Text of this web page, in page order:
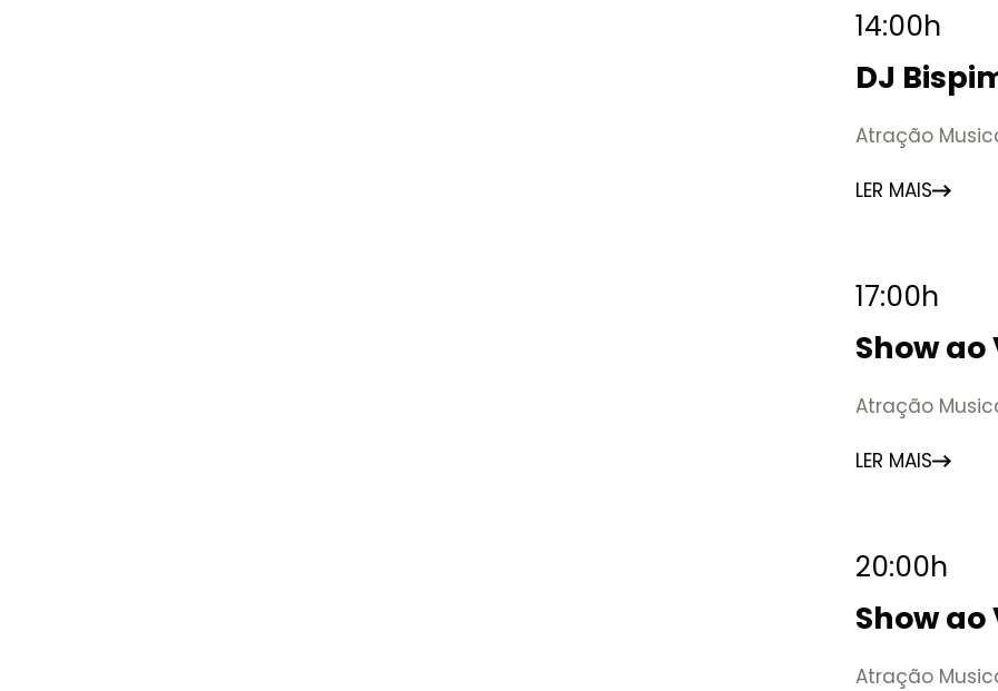
17h
14:00h
DJ
Atração
LER MAIS
17:00h
Show
Atração
LER MAIS
20:00h
Show ao
Atração